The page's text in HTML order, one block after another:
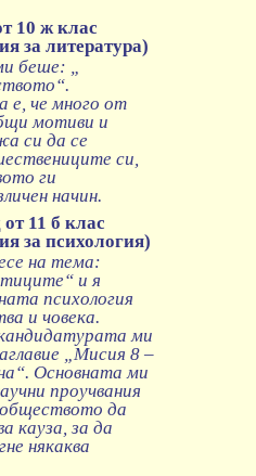
10 ж клас
за литература)
беше: „
е, че много от
мотиви и
си да се
си,
ги
начин.
11 б клас
за психология)
на тема:
и я
психология
и човека.
ми
„Мисия 8 –
Основната ми
проучвания
да
кауза, за да
някаква